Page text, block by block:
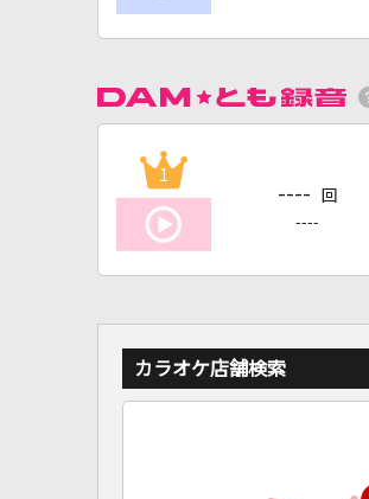
1
---- 回
----
カラオケ店舗検索